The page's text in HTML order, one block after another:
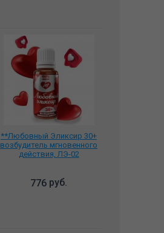
**Любовный Эликсир 30+
возбудитель мгновенного
действия, ЛЭ-02
776 руб.